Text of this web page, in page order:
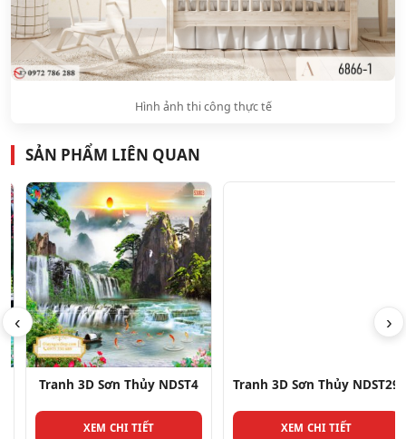
Hình ảnh thi công thực tế
SẢN PHẨM LIÊN QUAN
‹
Tranh 3D Sơn Thủy NDST4
XEM CHI TIẾT
Tranh 3D Sơn Thủy NDST29
XEM CHI TIẾT
›